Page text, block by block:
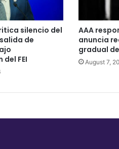
silencio del
de
FEI
AAA
anuncia
gradual
August 7,